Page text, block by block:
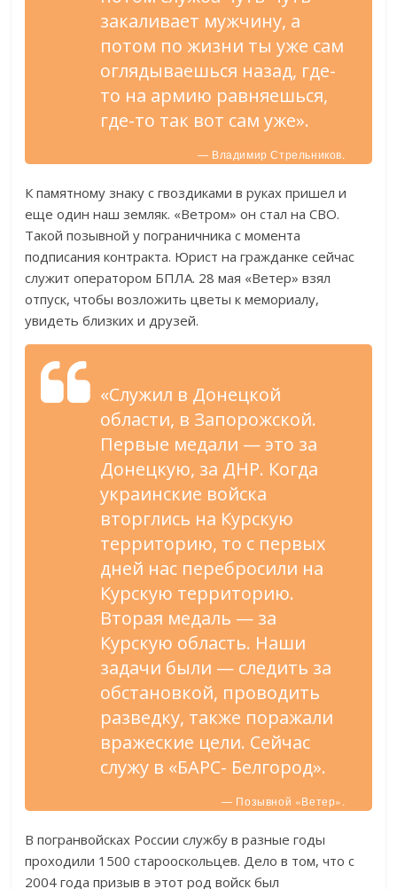
закаливает мужчину, а
потом по жизни ты уже сам
оглядываешься назад, где-
то на армию равняешься,
где-то так вот сам уже».
— Владимир Стрельников.
К памятному знаку с гвоздиками в руках пришел и
еще один наш земляк. «Ветром» он стал на СВО.
Такой позывной у пограничника с момента
подписания контракта. Юрист на гражданке сейчас
служит оператором БПЛА. 28 мая «Ветер» взял
отпуск, чтобы возложить цветы к мемориалу,
увидеть близких и друзей.
«Служил в Донецкой
области, в Запорожской.
Первые медали — это за
Донецкую, за ДНР. Когда
украинские войска
вторглись на Курскую
территорию, то с первых
дней нас перебросили на
Курскую территорию.
Вторая медаль — за
Курскую область. Наши
задачи были — следить за
обстановкой, проводить
разведку, также поражали
вражеские цели. Сейчас
служу в «БАРС- Белгород».
— Позывной «Ветер».
В погранвойсках России службу в разные годы
проходили 1500 старооскольцев. Дело в том, что с
2004 года призыв в этот род войск был